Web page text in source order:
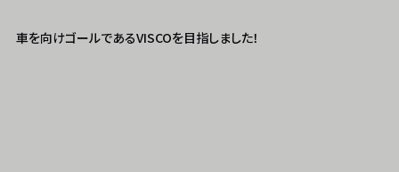
車を向けゴールであるVISCOを目指しました！